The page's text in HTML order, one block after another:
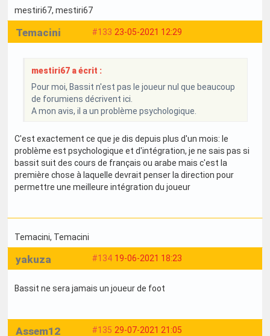
mestiri67, mestiri67
#133 23-05-2021 12:29
Temacini
mestiri67 a écrit :
Pour moi, Bassit n'est pas le joueur nul que beaucoup
de forumiens décrivent ici.
A mon avis, il a un problème psychologique.
C'est exactement ce que je dis depuis plus d'un mois: le
problème est psychologique et d'intégration, je ne sais pas si
bassit suit des cours de français ou arabe mais c'est la
première chose à laquelle devrait penser la direction pour
permettre une meilleure intégration du joueur
Temacini, Temacini
#134 19-06-2021 18:23
yakuza
Bassit ne sera jamais un joueur de foot
#135 29-07-2021 21:05
Assem12